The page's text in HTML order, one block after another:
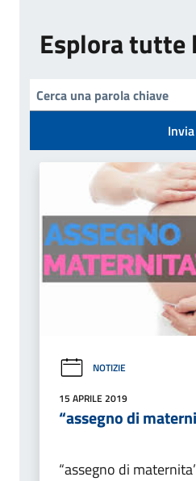
Esplora tutte
Invia
NOTIZIE
15 APRILE 2019
“assegno di
“assegno di